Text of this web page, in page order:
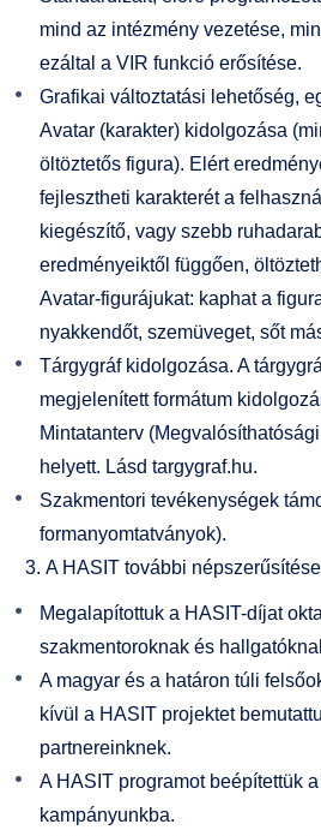
mind az intézmény vezetése,
ezáltal a VIR funkció erősítése.
Grafikai változtatási lehetőség,
Avatar (karakter) kidolgozása
öltöztetős figura). Elért
fejlesztheti karakterét a
kiegészítő, vagy szebb
eredményeiktől függően,
Avatar-figurájukat: kaphat a
nyakkendőt, szemüveget, sőt
Tárgygráf kidolgozása. A
megjelenített formátum
Mintatanterv
helyett. Lásd targygraf.hu.
Szakmentori tevékenységek
formanyomtatványok).
A HASIT további népszerűsítése
Megalapítottuk a HASIT-díjat
szakmentoroknak és
A magyar és a határon túli
kívül a HASIT projektet
partnereinknek.
A HASIT programot beépítettük
kampányunkba.